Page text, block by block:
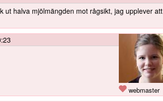
ut halva mjölmängden mot rågsikt, jag upplever att
webmaster